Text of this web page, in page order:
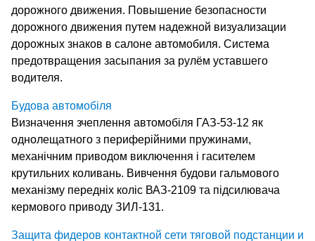
дорожного движения. Повышение безопасности
дорожного движения путем надежной визуализации
дорожных знаков в салоне автомобиля. Система
предотвращения засыпания за рулём уставшего
водителя.
Будова автомобіля
Визначення зчеплення автомобіля ГАЗ-53-12 як
однолещатного з периферійними пружинами,
механічним приводом виключення і гасителем
крутильних коливань. Вивчення будови гальмового
механізму передніх коліс ВАЗ-2109 та підсилювача
кермового приводу ЗИЛ-131.
Защита фидеров контактной сети тяговой подстанции и